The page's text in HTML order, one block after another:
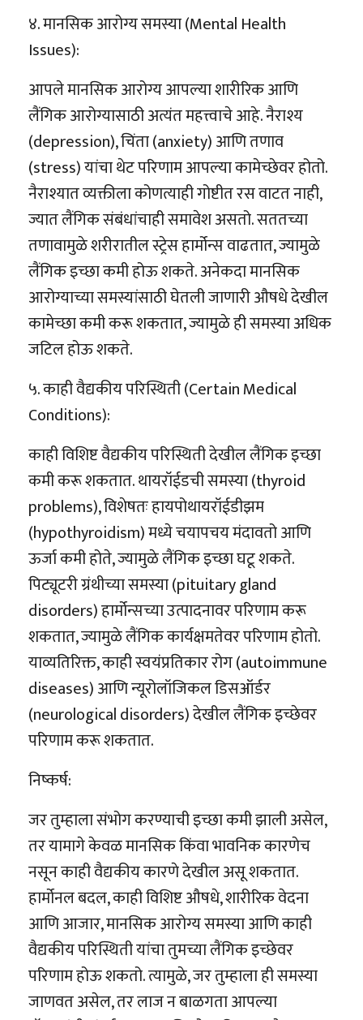
४. मानसिक आरोग्य समस्या (Mental Health
Issues):
आपले मानसिक आरोग्य आपल्या शारीरिक आणि
लैंगिक आरोग्यासाठी अत्यंत महत्त्वाचे आहे. नैराश्य
(depression), चिंता (anxiety) आणि तणाव
(stress) यांचा थेट परिणाम आपल्या कामेच्छेवर होतो.
नैराश्यात व्यक्तीला कोणत्याही गोष्टीत रस वाटत नाही,
ज्यात लैंगिक संबंधांचाही समावेश असतो. सततच्या
तणावामुळे शरीरातील स्ट्रेस हार्मोन्स वाढतात, ज्यामुळे
लैंगिक इच्छा कमी होऊ शकते. अनेकदा मानसिक
आरोग्याच्या समस्यांसाठी घेतली जाणारी औषधे देखील
कामेच्छा कमी करू शकतात, ज्यामुळे ही समस्या अधिक
जटिल होऊ शकते.
५. काही वैद्यकीय परिस्थिती (Certain Medical
Conditions):
काही विशिष्ट वैद्यकीय परिस्थिती देखील लैंगिक इच्छा
कमी करू शकतात. थायरॉईडची समस्या (thyroid
problems), विशेषतः हायपोथायरॉईडीझम
(hypothyroidism) मध्ये चयापचय मंदावतो आणि
ऊर्जा कमी होते, ज्यामुळे लैंगिक इच्छा घटू शकते.
पिट्यूटरी ग्रंथीच्या समस्या (pituitary gland
disorders) हार्मोन्सच्या उत्पादनावर परिणाम करू
शकतात, ज्यामुळे लैंगिक कार्यक्षमतेवर परिणाम होतो.
याव्यतिरिक्त, काही स्वयंप्रतिकार रोग (autoimmune
diseases) आणि न्यूरोलॉजिकल डिसऑर्डर
(neurological disorders) देखील लैंगिक इच्छेवर
परिणाम करू शकतात.
निष्कर्ष:
जर तुम्हाला संभोग करण्याची इच्छा कमी झाली असेल,
तर यामागे केवळ मानसिक किंवा भावनिक कारणेच
नसून काही वैद्यकीय कारणे देखील असू शकतात.
हार्मोनल बदल, काही विशिष्ट औषधे, शारीरिक वेदना
आणि आजार, मानसिक आरोग्य समस्या आणि काही
वैद्यकीय परिस्थिती यांचा तुमच्या लैंगिक इच्छेवर
परिणाम होऊ शकतो. त्यामुळे, जर तुम्हाला ही समस्या
जाणवत असेल, तर लाज न बाळगता आपल्या